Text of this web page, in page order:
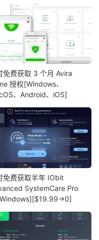
免费获取 3 个月 Avira
授权[Windows、
、Android、iOS]
免费获取半年 IObit
SystemCare Pro